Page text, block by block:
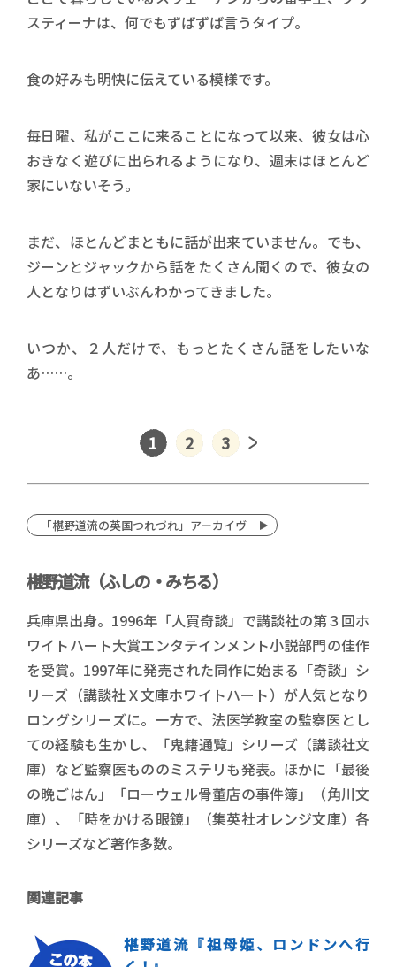
スティーナは、何でもずばずば言うタイプ。
食の好みも明快に伝えている模様です。
毎日曜、私がここに来ることになって以来、彼女は心
おきなく遊びに出られるようになり、週末はほとんど
家にいないそう。
まだ、ほとんどまともに話が出来ていません。でも、
ジーンとジャックから話をたくさん聞くので、彼女の
人となりはずいぶんわかってきました。
いつか、２人だけで、もっとたくさん話をしたいな
あ……。
1 2 3
「椹野道流の英国つれづれ」アーカイヴ
椹野道流（ふしの・みちる）
兵庫県出身。1996年「人買奇談」で講談社の第３回ホ
ワイトハート大賞エンタテインメント小説部門の佳作
を受賞。1997年に発売された同作に始まる「奇談」シ
リーズ（講談社Ｘ文庫ホワイトハート）が人気となり
ロングシリーズに。一方で、法医学教室の監察医とし
ての経験も生かし、「鬼籍通覧」シリーズ（講談社文
庫）など監察医もののミステリも発表。ほかに「最後
の晩ごはん」「ローウェル骨董店の事件簿」（角川文
庫）、「時をかける眼鏡」（集英社オレンジ文庫）各
シリーズなど著作多数。
関連記事
椹野道流『祖母姫、ロンドンへ行